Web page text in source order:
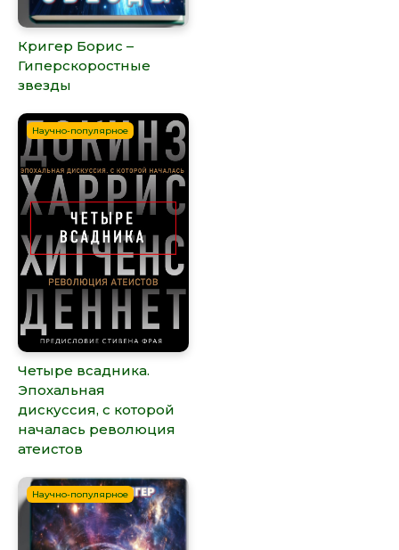
Кригер Борис –
Гиперскоростные
звезды
Научно-популярное
Четыре всадника.
Эпохальная
дискуссия, с которой
началась революция
атеистов
Научно-популярное